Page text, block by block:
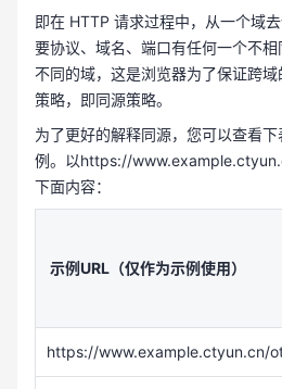
即在 HTTP 请求过程中，从一个域
要协议、域名、端口有任何一个不
不同的域，这是浏览器为了保证跨
策略，即同源策略。
为了更好的解释同源，您可以查看
例。以https://
下面内容：
示例URL（仅作为示例使用）
https://www.example.ctyun.cn/